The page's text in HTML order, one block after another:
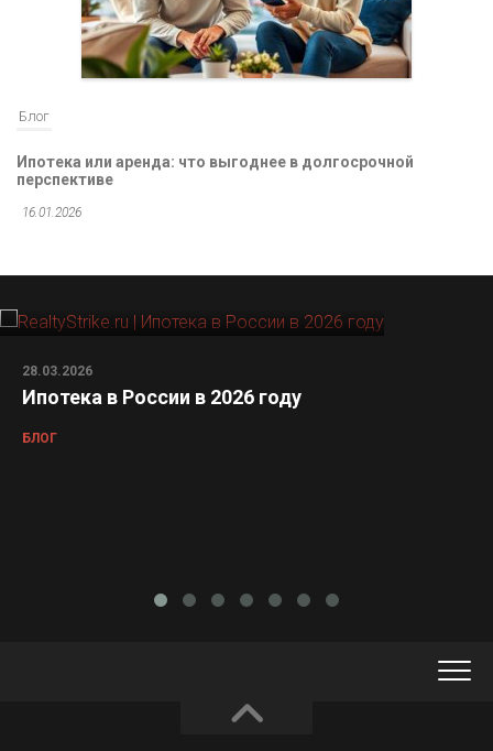
Блог
Ипотека или аренда: что выгоднее в долгосрочной
перспективе
16.01.2026
28.03.2026
Ипотека в России в 2026 году
БЛОГ